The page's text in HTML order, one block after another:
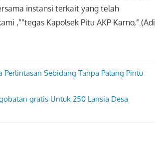
instansi terkait yang telah
,””tegas Kapolsek Pitu AKP Karno,”.(Adi
Perlintasan Sebidang Tanpa Palang Pintu
gratis Untuk 250 Lansia Desa